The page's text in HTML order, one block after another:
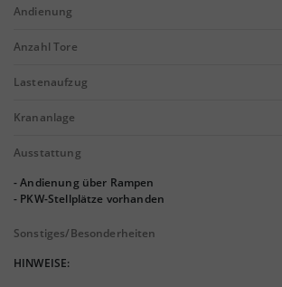
Andienung
Anzahl Tore
Lastenaufzug
Krananlage
Ausstattung
- Andienung über Rampen
- PKW-Stellplätze vorhanden
Sonstiges/Besonderheiten
HINWEISE: